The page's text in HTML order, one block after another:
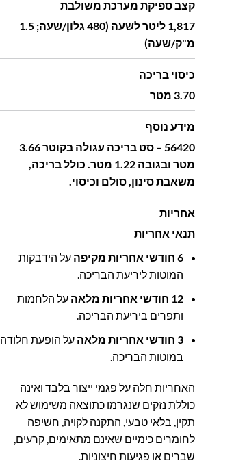
קצב ספיקת מערכת משולבת
1,817 ליטר לשעה (480 גלון/שעה; 1.5
מ"ק/שעה)
כיסוי בריכה
3.70 מטר
מידע נוסף
56420 – סט בריכה עגולה בקוטר 3.66
מטר ובגובה 1.22 מטר. כולל בריכה,
משאבת סינון, סולם וכיסוי.
אחריות
תנאי אחריות
6 חודשי אחריות מקיפה
על הידבקות
המוטות ליריעת הבריכה.
12 חודשי אחריות מלאה
על הלחמות
ותפרים ביריעת הבריכה.
3 חודשי אחריות מלאה
על הופעת חלודה
במוטות הבריכה.
האחריות חלה על פגמי ייצור בלבד ואינה
כוללת נזקים שנגרמו כתוצאה משימוש לא
תקין, בלאי טבעי, התקנה לקויה, חשיפה
לחומרים כימיים שאינם מתאימים, קרעים,
שברים או פגיעות חיצוניות.